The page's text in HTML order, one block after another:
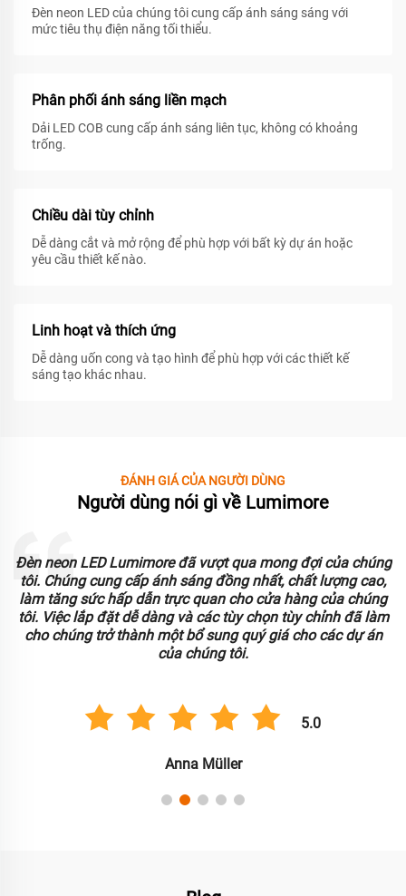
Đèn neon LED của chúng tôi cung cấp ánh sáng sáng với
mức tiêu thụ điện năng tối thiểu.
Phân phối ánh sáng liền mạch
Dải LED COB cung cấp ánh sáng liên tục, không có khoảng
trống.
Chiều dài tùy chỉnh
Dễ dàng cắt và mở rộng để phù hợp với bất kỳ dự án hoặc
yêu cầu thiết kế nào.
Linh hoạt và thích ứng
Dễ dàng uốn cong và tạo hình để phù hợp với các thiết kế
sáng tạo khác nhau.
ĐÁNH GIÁ CỦA NGƯỜI DÙNG
Người dùng nói gì về Lumimore
Đèn neon LED Lumimore đã vượt qua mong đợi của chúng
tôi. Chúng cung cấp ánh sáng đồng nhất, chất lượng cao,
làm tăng sức hấp dẫn trực quan cho cửa hàng của chúng
tôi. Việc lắp đặt dễ dàng và các tùy chọn tùy chỉnh đã làm
cho chúng trở thành một bổ sung quý giá cho các dự án
của chúng tôi.
5.0
Anna Müller